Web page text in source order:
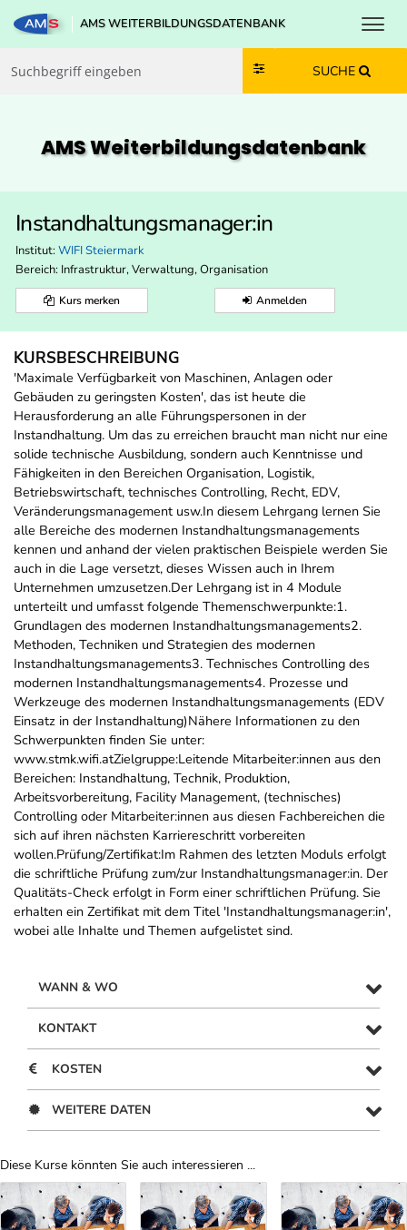
Zum Inhalt springen
Zum Navmenü springen
Zur Suche springen
Zur Footer springen
AMS WEITERBILDUNGSDATENBANK
SUCHE
AMS Weiterbildungs­datenbank
Instandhaltungsmanager:in
Institut: WIFI Steiermark
Bereich: Infrastruktur, Verwaltung, Organisation
Kurs merken Anmelden
KURSBESCHREIBUNG
'Maximale Verfügbarkeit von Maschinen, Anlagen oder
Gebäuden zu geringsten Kosten', das ist heute die
Herausforderung an alle Führungspersonen in der
Instandhaltung. Um das zu erreichen braucht man nicht nur eine
solide technische Ausbildung, sondern auch Kenntnisse und
Fähigkeiten in den Bereichen Organisation, Logistik,
Betriebswirtschaft, technisches Controlling, Recht, EDV,
Veränderungsmanagement usw.In diesem Lehrgang lernen Sie
alle Bereiche des modernen Instandhaltungsmanagements
kennen und anhand der vielen praktischen Beispiele werden Sie
auch in die Lage versetzt, dieses Wissen auch in Ihrem
Unternehmen umzusetzen.Der Lehrgang ist in 4 Module
unterteilt und umfasst folgende Themenschwerpunkte:1.
Grundlagen des modernen Instandhaltungsmanagements2.
Methoden, Techniken und Strategien des modernen
Instandhaltungsmanagements3. Technisches Controlling des
modernen Instandhaltungsmanagements4. Prozesse und
Werkzeuge des modernen Instandhaltungsmanagements (EDV
Einsatz in der Instandhaltung)Nähere Informationen zu den
Schwerpunkten finden Sie unter:
www.stmk.wifi.atZielgruppe:Leitende Mitarbeiter:innen aus den
Bereichen: Instandhaltung, Technik, Produktion,
Arbeitsvorbereitung, Facility Management, (technisches)
Controlling oder Mitarbeiter:innen aus diesen Fachbereichen die
sich auf ihren nächsten Karriereschritt vorbereiten
wollen.Prüfung/Zertifikat:Im Rahmen des letzten Moduls erfolgt
die schriftliche Prüfung zum/zur Instandhaltungsmanager:in. Der
Qualitäts-Check erfolgt in Form einer schriftlichen Prüfung. Sie
erhalten ein Zertifikat mit dem Titel 'Instandhaltungsmanager:in',
wobei alle Inhalte und Themen aufgelistet sind.
WANN & WO
KONTAKT
KOSTEN
WEITERE DATEN
Diese Kurse könnten Sie auch interessieren ...
Uber Weiterbildungsvorschläge